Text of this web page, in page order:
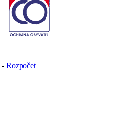
- Rozpočet